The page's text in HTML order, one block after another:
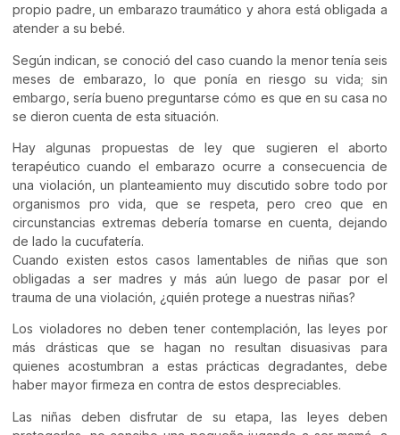
propio padre, un embarazo traumático y ahora está obligada a
atender a su bebé.
Según indican, se conoció del caso cuando la menor tenía seis
meses de embarazo, lo que ponía en riesgo su vida; sin
embargo, sería bueno preguntarse cómo es que en su casa no
se dieron cuenta de esta situación.
Hay algunas propuestas de ley que sugieren el aborto
terapéutico cuando el embarazo ocurre a consecuencia de
una violación, un planteamiento muy discutido sobre todo por
organismos pro vida, que se respeta, pero creo que en
circunstancias extremas debería tomarse en cuenta, dejando
de lado la cucufatería.
Cuando existen estos casos lamentables de niñas que son
obligadas a ser madres y más aún luego de pasar por el
trauma de una violación, ¿quién protege a nuestras niñas?
Los violadores no deben tener contemplación, las leyes por
más drásticas que se hagan no resultan disuasivas para
quienes acostumbran a estas prácticas degradantes, debe
haber mayor firmeza en contra de estos despreciables.
Las niñas deben disfrutar de su etapa, las leyes deben